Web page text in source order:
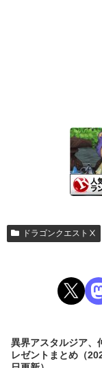
ドラゴンクエストⅩ
異界アスタルジア、
レゼントまとめ（